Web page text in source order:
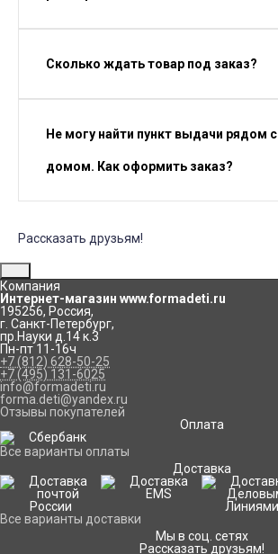
Сколько ждать товар под заказ?
Не могу найти пункт выдачи рядом с
домом. Как оформить заказ?
Рассказать друзьям!
Компания
Интернет-магазин www.formadeti.ru
195256, Россия,
г. Санкт-Петербург,
пр.Науки д.14 к.3
Пн-пт 11-16ч
+7 (812) 628-50-25
+7 (495) 131-6025
info@formadeti.ru
forma.deti@yandex.ru
Отзывы покупателей
Оплата
Все варианты оплаты
Доставка
Все варианты доставки
Мы в соц. сетях
Рассказать друзьям!